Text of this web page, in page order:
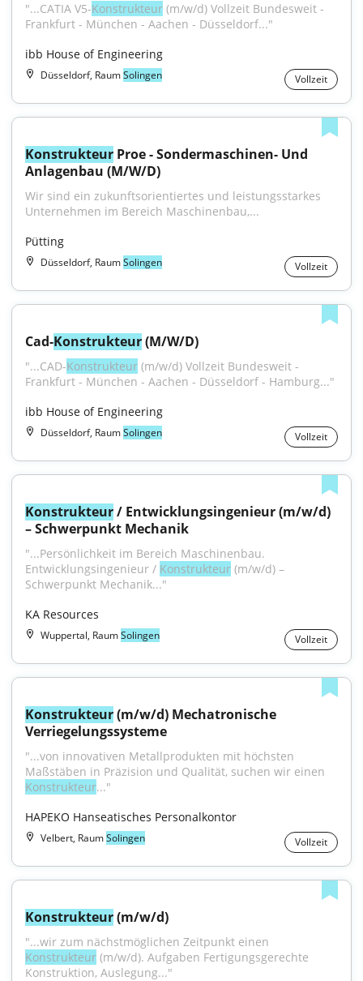
"...CATIA V5-Konstrukteur (m/w/d) Vollzeit Bundesweit -
Frankfurt - München - Aachen - Düsseldorf..."
ibb House of Engineering
Düsseldorf, RaumSolingen Vollzeit
Konstrukteur Proe - Sondermaschinen- Und
Anlagenbau (M/W/D)
Wir sind ein zukunftsorientiertes und leistungsstarkes
Unternehmen im Bereich Maschinenbau,...
Pütting
Düsseldorf, RaumSolingen Vollzeit
Cad-Konstrukteur (M/W/D)
"...CAD-Konstrukteur (m/w/d) Vollzeit Bundesweit -
Frankfurt - München - Aachen - Düsseldorf - Hamburg..."
ibb House of Engineering
Düsseldorf, RaumSolingen Vollzeit
Konstrukteur / Entwicklungsingenieur (m/w/d)
– Schwerpunkt Mechanik
"...Persönlichkeit im Bereich Maschinenbau.
Entwicklungsingenieur / Konstrukteur (m/w/d) –
Schwerpunkt Mechanik..."
KA Resources
Wuppertal, RaumSolingen Vollzeit
Konstrukteur (m/w/d) Mechatronische
Verriegelungssysteme
"...von innovativen Metallprodukten mit höchsten
Konstrukteur..."
HAPEKO Hanseatisches Personalkontor
Velbert, RaumSolingen Vollzeit
Konstrukteur (m/w/d)
Konstrukteur (m/w/d). Aufgaben Fertigungsgerechte
Konstruktion, Auslegung..."